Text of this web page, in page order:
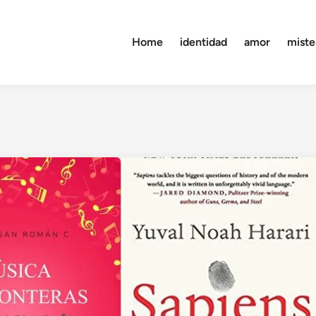
Home identidad amor